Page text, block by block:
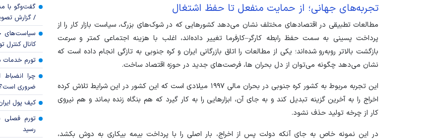
تجربه‌های جهانی؛ از حمایت منفعل تا حفظ اشتغال
مطالعات تطبیقی در اقتصاد‌های مختلف نشان می‌دهد کشور‌هایی که در شوک‌های بزرگ، سیاست بازار کار را از
پرداخت پسینی به سمت حفظ رابطه کارگر–کارفرما تغییر داده‌اند، اغلب با هزینه اجتماعی کمتر و سرعت
بازگشت بالاتر روبه‌رو شده‌اند؛ یکی از مطالعات را اتاق بازرگانی ایران و کره جنوبی به تازگی انجام داده است که
نشان می‌دهد چگونه می‌توان از دل بحران ها، فرصت‌های جدید در حوزه اقتصاد ساخت.
این تجربه مربوط به کشور کره جنوبی در بحران مالی ۱۹۹۷ میلادی است که این کشور در این شرایط تلاش کرده
اخراج را به آخرین گزینه تبدیل کند و به جای آن، ابزار‌هایی را به کار گیرد که هم بنگاه زنده بماند و هم نیروی
کار از چرخه تولید حذف نشود.
در این نمونه خاص به جای آنکه دولت پس از اخراج، بار اصلی را با پرداخت بیمه بیکاری به دوش بکشد،
گفت‌وگو با
/ گزارش
سیاست‌های
کانال کنترل
تورم خدمات در بهار
چرا انضباط
ضروری است؟
کیف پول
رسید